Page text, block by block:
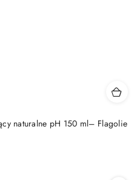
naturalne pH 150 ml– Flagolie